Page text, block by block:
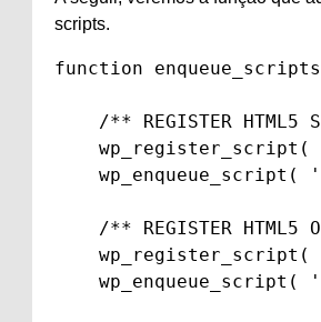
scripts.
function
/** REGISTER HTML5
wp_register_script(
wp_enqueue_script(
/** REGISTER HTML5
wp_register_script(
wp_enqueue_script(